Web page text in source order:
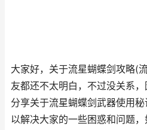
大家好，关于流星蝴蝶剑攻略(
友都还不太明白，不过没关系
分享关于流星蝴蝶剑武器使用
以解决大家的一些困惑和问题